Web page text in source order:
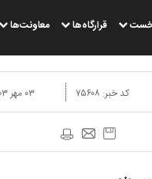
قرارگاه‌ها معاونت‌ها
۰۳ مهر ۱۴۰۳ - ۱۶:۱۶ کد خبر: ۷۵۶۰۸